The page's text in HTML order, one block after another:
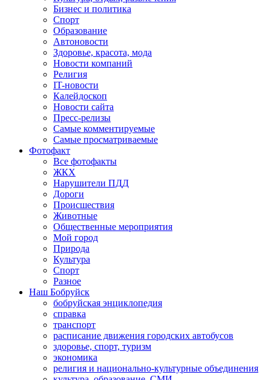
Бизнес и политика
Спорт
Образование
Автоновости
Здоровье, красота, мода
Новости компаний
Религия
IT-новости
Калейдоскоп
Новости сайта
Пресс-релизы
Самые комментируемые
Самые просматриваемые
Фотофакт
Все фотофакты
ЖКХ
Нарушители ПДД
Дороги
Происшествия
Животные
Общественные мероприятия
Мой город
Природа
Культура
Спорт
Разное
Наш Бобруйск
бобруйская энциклопедия
справка
транспорт
расписание движения городских автобусов
здоровье, спорт, туризм
экономика
религия и национально-культурные объединения